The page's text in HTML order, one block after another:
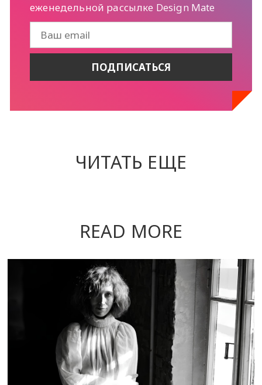
еженедельной рассылке Design Mate
ЧИТАТЬ ЕЩЕ
READ MORE